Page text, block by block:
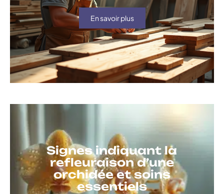
En savoir plus
Signes indiquant la
refleuraison d’une
orchidée et soins
essentiels